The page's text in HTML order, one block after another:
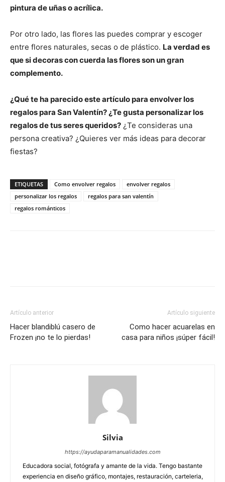
pintura de uñas o acrílica.
Por otro lado, las flores las puedes comprar y escoger
entre flores naturales, secas o de plástico. La verdad es
que si decoras con cuerda las flores son un gran
complemento.
¿Qué te ha parecido este artículo para envolver los
regalos para San Valentín? ¿Te gusta personalizar los
regalos de tus seres queridos? ¿Te consideras una
persona creativa? ¿Quieres ver más ideas para decorar
fiestas?
ETIQUETAS Como envolver regalos
envolver regalos
personalizar los regalos
regalos para san valentín
regalos románticos
Artículo anterior
Hacer blandiblú casero de
Frozen ¡no te lo pierdas!
Artículo siguiente
Como hacer acuarelas en
casa para niños ¡súper fácil!
Silvia
https://ayudaparamanualidades.com
Educadora social, fotógrafa y amante de la vida. Tengo bastante
experiencia en diseño gráfico, montajes, restauración, carteleria,